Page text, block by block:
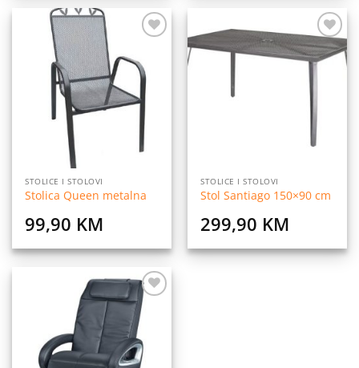
listu
želja
STOLICE I STOLOVI
Stolica Queen metalna
99,90 KM
Dodaj
na
STOLICE I STOLOVI
Stol Santiago 150×90 cm
299,90 KM
Dodaj
želja